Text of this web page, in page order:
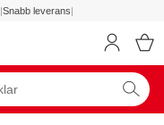
|Snabb leverans|